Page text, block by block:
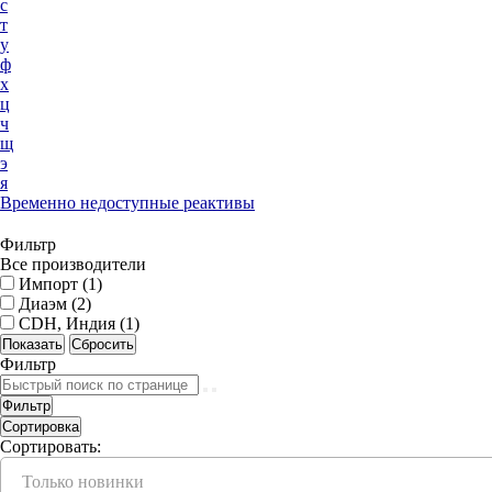
с
т
у
ф
х
ц
ч
щ
э
я
Временно недоступные реактивы
Фильтр
Все производители
Импорт (1)
Диаэм (2)
CDH, Индия (1)
Фильтр
Фильтр
Сортировка
Сортировать:
Только новинки